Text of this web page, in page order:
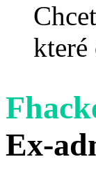
které
Ex-